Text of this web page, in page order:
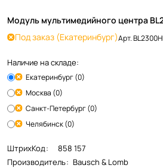
Модуль мультимедийного центра
Под заказ (Екатеринбург)Арт.
Наличие на складе:
Екатеринбург (0)
Москва (0)
Санкт-Петербург (0)
Челябинск (0)
ШтрихКод:
858 157
Производитель: Bausch & Lomb